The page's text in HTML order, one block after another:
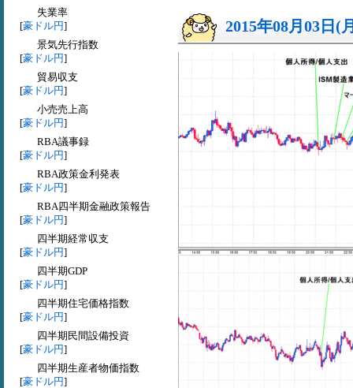
失業率
[豪ドル円]
景気先行指数
[豪ドル円]
貿易収支
[豪ドル円]
小売売上高
[豪ドル円]
RBA議事録
[豪ドル円]
RBA政策金利発表
[豪ドル円]
RBA四半期金融政策報告
[豪ドル円]
四半期経常収支
[豪ドル円]
四半期GDP
[豪ドル円]
四半期住宅価格指数
[豪ドル円]
四半期民間設備投資
[豪ドル円]
四半期生産者物価指数
[豪ドル円]
2015年08月03日(